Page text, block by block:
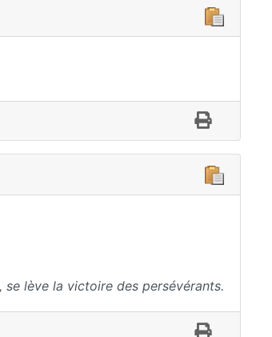
lève la victoire des persévérants.